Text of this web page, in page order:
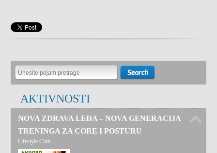
AKTIVNOSTI
NOVA ZDRAVA LEĐA – NOVA GENERACIJA
TRENINGA ZA CORE I POSTURU
Lifestyle Club